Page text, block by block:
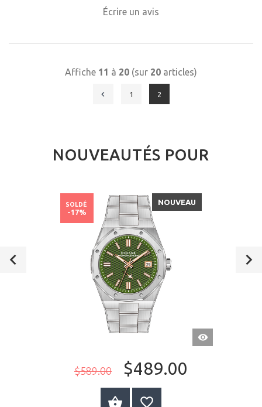
Écrire un avis
Affiche 11 à 20 (sur 20 articles)
1 2
NOUVEAUTÉS POUR
APERÇU
RAPIDE
NOUVEAU
$589.00 $489.00
SOLDÉ
-17%
AU PANIER